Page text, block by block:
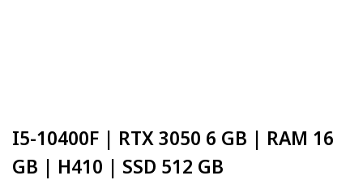
I5-10400F | RTX 3050 6 GB | RAM 16
GB | H410 | SSD 512 GB